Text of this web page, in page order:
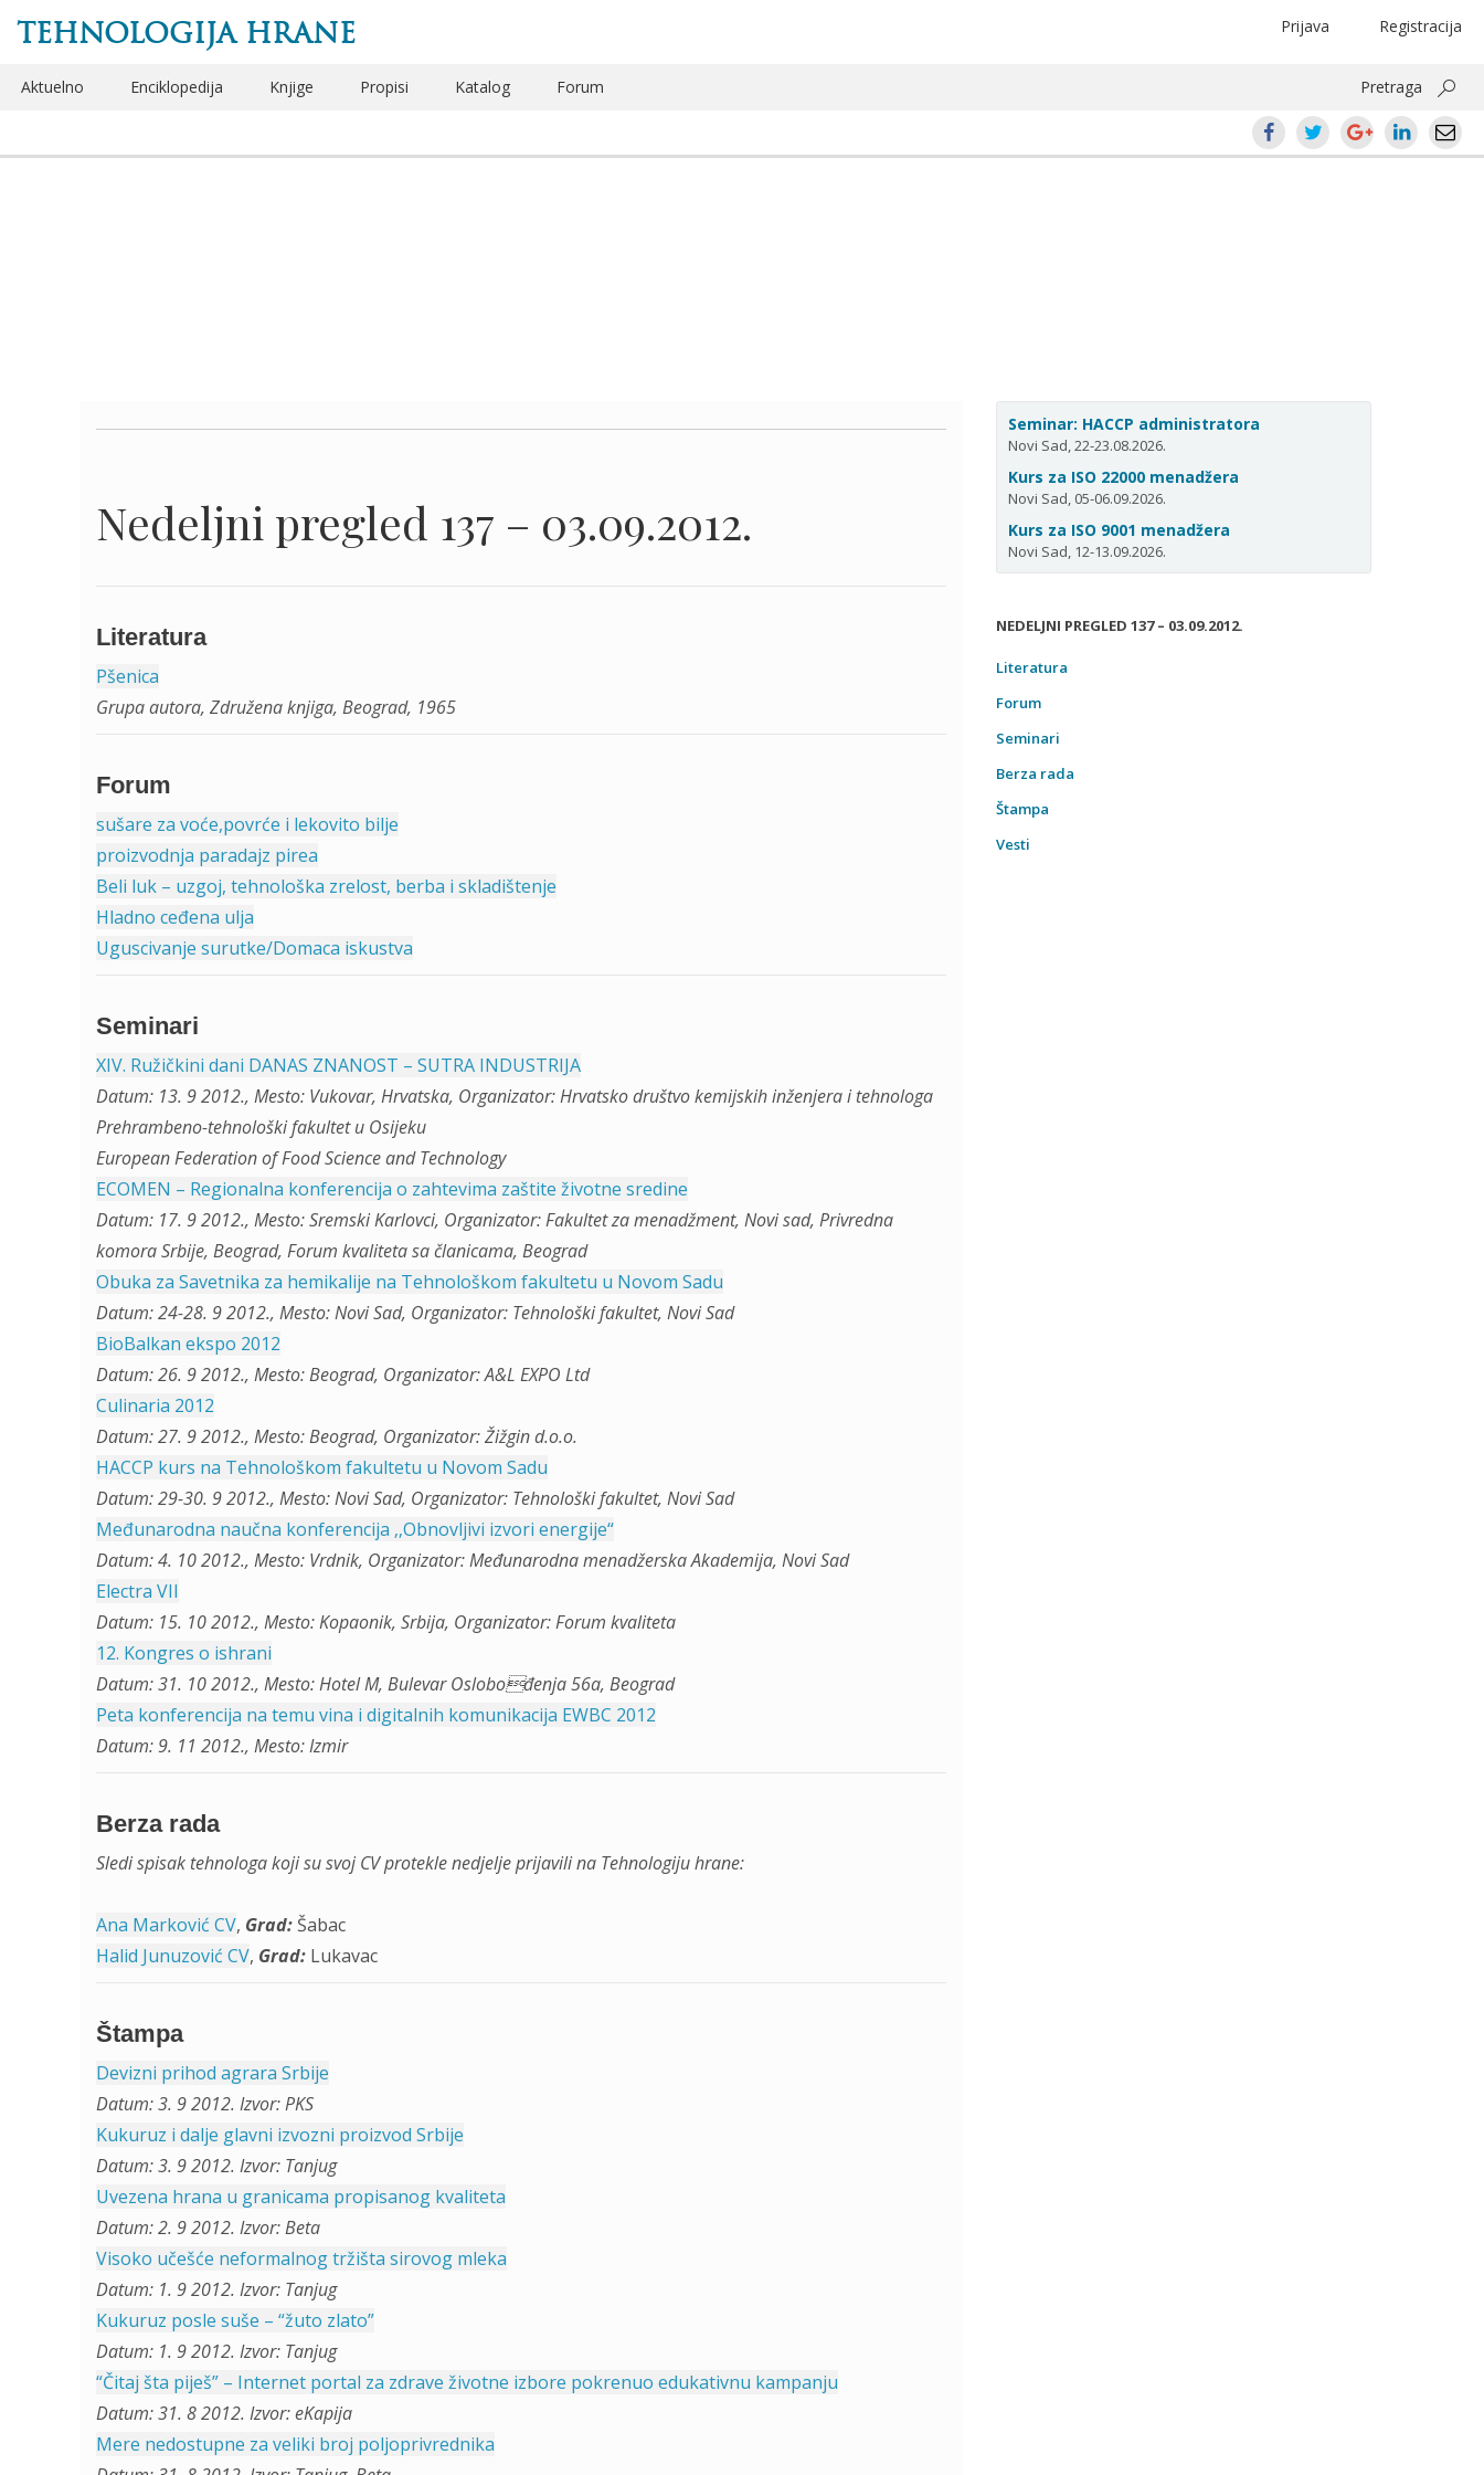
TEHNOLOGIJA HRANE Registracija
Prijava
Aktuelno Enciklopedija Knjige Propisi Katalog Forum Pretraga
Nedeljni pregled 137 – 03.09.2012.
Literatura
Pšenica
Grupa autora, Združena knjiga, Beograd, 1965
Forum
sušare za voće,povrće i lekovito bilje
proizvodnja paradajz pirea
Beli luk – uzgoj, tehnološka zrelost, berba i skladištenje
Hladno ceđena ulja
Uguscivanje surutke/Domaca iskustva
Seminari
XIV. Ružičkini dani DANAS ZNANOST – SUTRA INDUSTRIJA
Datum: 13. 9 2012., Mesto: Vukovar, Hrvatska, Organizator: Hrvatsko društvo kemijskih inženjera i tehnologa
Prehrambeno-tehnološki fakultet u Osijeku
European Federation of Food Science and Technology
ECOMEN – Regionalna konferencija o zahtevima zaštite životne sredine
Datum: 17. 9 2012., Mesto: Sremski Karlovci, Organizator: Fakultet za menadžment, Novi sad, Privredna
komora Srbije, Beograd, Forum kvaliteta sa članicama, Beograd
Obuka za Savetnika za hemikalije na Tehnološkom fakultetu u Novom Sadu
Datum: 24-28. 9 2012., Mesto: Novi Sad, Organizator: Tehnološki fakultet, Novi Sad
BioBalkan ekspo 2012
Datum: 26. 9 2012., Mesto: Beograd, Organizator: A&L EXPO Ltd
Culinaria 2012
Datum: 27. 9 2012., Mesto: Beograd, Organizator: Žižgin d.o.o.
HACCP kurs na Tehnološkom fakultetu u Novom Sadu
Datum: 29-30. 9 2012., Mesto: Novi Sad, Organizator: Tehnološki fakultet, Novi Sad
Međunarodna naučna konferencija ‚‚Obnovljivi izvori energije“
Datum: 4. 10 2012., Mesto: Vrdnik, Organizator: Međunarodna menadžerska Akademija, Novi Sad
Electra VII
Datum: 15. 10 2012., Mesto: Kopaonik, Srbija, Organizator: Forum kvaliteta
12. Kongres o ishrani
Datum: 31. 10 2012., Mesto: Hotel M, Bulevar Oslobođenja 56a, Beograd
Peta konferencija na temu vina i digitalnih komunikacija EWBC 2012
Datum: 9. 11 2012., Mesto: Izmir
Berza rada
Sledi spisak tehnologa koji su svoj CV protekle nedjelje prijavili na Tehnologiju hrane:
Ana Marković CV, Grad: Šabac
Halid Junuzović CV, Grad: Lukavac
Štampa
Devizni prihod agrara Srbije
Datum: 3. 9 2012. Izvor: PKS
Kukuruz i dalje glavni izvozni proizvod Srbije
Datum: 3. 9 2012. Izvor: Tanjug
Uvezena hrana u granicama propisanog kvaliteta
Datum: 2. 9 2012. Izvor: Beta
Visoko učešće neformalnog tržišta sirovog mleka
Datum: 1. 9 2012. Izvor: Tanjug
Kukuruz posle suše – “žuto zlato”
Datum: 1. 9 2012. Izvor: Tanjug
“Čitaj šta piješ” – Internet portal za zdrave životne izbore pokrenuo edukativnu kampanju
Datum: 31. 8 2012. Izvor: eKapija
Mere nedostupne za veliki broj poljoprivrednika
Seminar: HACCP administratora
Novi Sad, 22-23.08.2026.
Kurs za ISO 22000 menadžera
Novi Sad, 05-06.09.2026.
Kurs za ISO 9001 menadžera
Novi Sad, 12-13.09.2026.
NEDELJNI PREGLED 137 – 03.09.2012.
Literatura
Forum
Seminari
Berza rada
Štampa
Vesti